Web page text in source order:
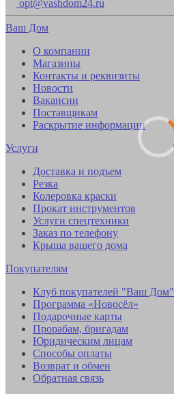
opt@vashdom24.ru
Ваш Дом
О компании
Магазины
Контакты и реквизиты
Новости
Вакансии
Поставщикам
Раскрытие информации
Услуги
Доставка и подъем
Резка
Колеровка краски
Прокат инструментов
Услуги спецтехники
Заказ по телефону
Крыша вашего дома
Покупателям
Клуб покупателей "Ваш Дом"
Программа «Новосёл»
Подарочные карты
Прорабам, бригадам
Юридическим лицам
Способы оплаты
Возврат и обмен
Обратная связь